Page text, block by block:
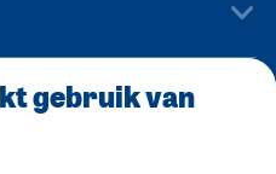
gebruik van